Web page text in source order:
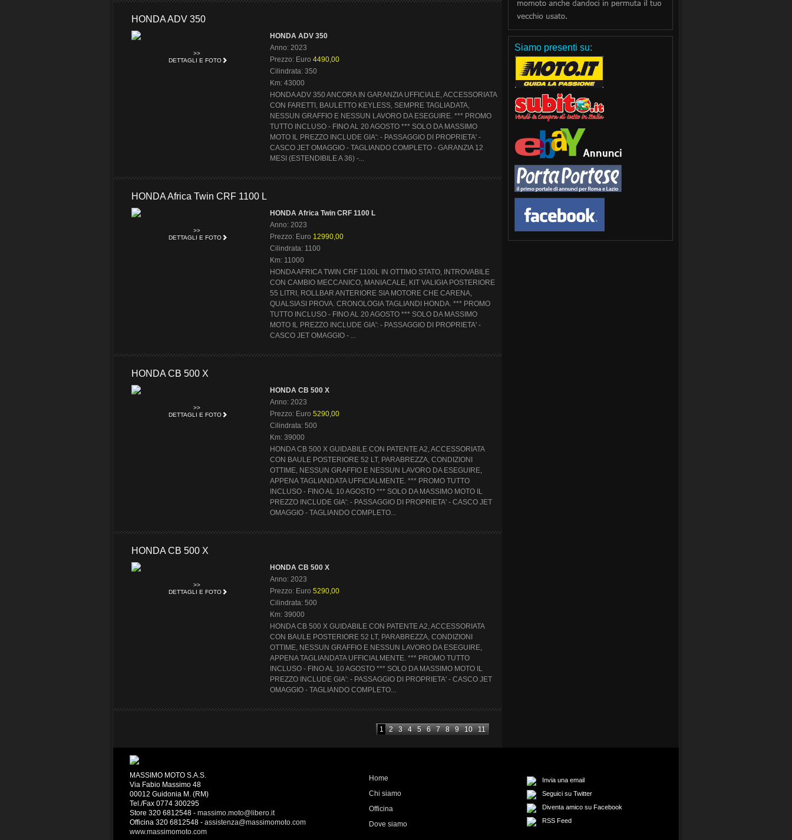
HONDA ADV 350
>>
DETTAGLI E FOTO
HONDA ADV 350
Anno: 2023
Prezzo: Euro 4490,00
Cilindrata: 350
Km: 43000
HONDA ADV 350 ANCORA IN GARANZIA UFFICIALE, ACCESSORIATA
CON FARETTI, BAULETTO KEYLESS, SEMPRE TAGLIADATA,
NESSUN GRAFFIO E NESSUN LAVORO DA ESEGUIRE. *** PROMO
TUTTO INCLUSO - FINO AL 20 AGOSTO *** SOLO DA MASSIMO
MOTO IL PREZZO INCLUDE GIA': - PASSAGGIO DI PROPRIETA' -
CASCO JET OMAGGIO - TAGLIANDO COMPLETO - GARANZIA 12
MESI (ESTENDIBILE A 36) -...
HONDA Africa Twin CRF 1100 L
>>
DETTAGLI E FOTO
HONDA Africa Twin CRF 1100 L
Anno: 2023
Prezzo: Euro 12990,00
Cilindrata: 1100
Km: 11000
HONDA AFRICA TWIN CRF 1100L IN OTTIMO STATO, INTROVABILE
CON CAMBIO MECCANICO, MANIACALE, KIT VALIGIA POSTERIORE
55 LITRI, ROLLBAR ANTERIORE SIA MOTORE CHE CARENA,
QUALSIASI PROVA. CRONOLOGIA TAGLIANDI HONDA. *** PROMO
TUTTO INCLUSO - FINO AL 20 AGOSTO *** SOLO DA MASSIMO
MOTO IL PREZZO INCLUDE GIA': - PASSAGGIO DI PROPRIETA' -
CASCO JET OMAGGIO - ...
HONDA CB 500 X
>>
DETTAGLI E FOTO
HONDA CB 500 X
Anno: 2023
Prezzo: Euro 5290,00
Cilindrata: 500
Km: 39000
HONDA CB 500 X GUIDABILE CON PATENTE A2, ACCESSORIATA
CON BAULE POSTERIORE 52 LT, PARABREZZA, CONDIZIONI
OTTIME, NESSUN GRAFFIO E NESSUN LAVORO DA ESEGUIRE,
APPENA TAGLIANDATA UFFICIALMENTE. *** PROMO TUTTO
INCLUSO - FINO AL 10 AGOSTO *** SOLO DA MASSIMO MOTO IL
PREZZO INCLUDE GIA': - PASSAGGIO DI PROPRIETA' - CASCO JET
OMAGGIO - TAGLIANDO COMPLETO...
HONDA CB 500 X
>>
DETTAGLI E FOTO
HONDA CB 500 X
Anno: 2023
Prezzo: Euro 5290,00
Cilindrata: 500
Km: 39000
HONDA CB 500 X GUIDABILE CON PATENTE A2, ACCESSORIATA
CON BAULE POSTERIORE 52 LT, PARABREZZA, CONDIZIONI
OTTIME, NESSUN GRAFFIO E NESSUN LAVORO DA ESEGUIRE,
APPENA TAGLIANDATA UFFICIALMENTE. *** PROMO TUTTO
INCLUSO - FINO AL 10 AGOSTO *** SOLO DA MASSIMO MOTO IL
PREZZO INCLUDE GIA': - PASSAGGIO DI PROPRIETA' - CASCO JET
OMAGGIO - TAGLIANDO COMPLETO...
1 2 3 4 5 6 7 8 9 10 11
Siamo presenti su:
MASSIMO MOTO S.A.S.
Via Fabio Massimo 48
00012 Guidonia M. (RM)
Tel./Fax 0774 300295
Store 320 6812548 - massimo.moto@libero.it
Officina 320 6812548 - assistenza@massimomoto.com
www.massimomoto.com
Home
Chi siamo
Officina
Dove siamo
Invia una email
Seguici su Twitter
Diventa amico su Facebook
RSS Feed